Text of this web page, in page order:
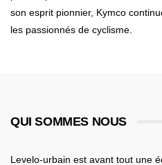
son esprit pionnier, Kymco
les passionnés de cyclisme.
QUI SOMMES NOUS
Levelo-urbain est avant tout une